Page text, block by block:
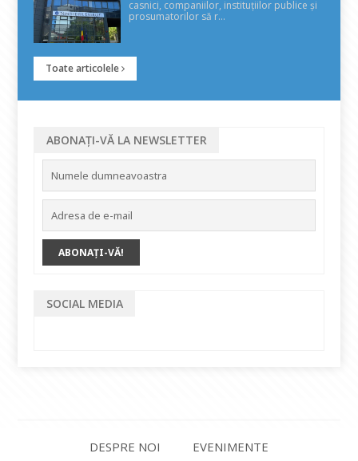
casnici, companiilor, instituțiilor publice și
prosumatorilor să r...
Toate articolele
ABONAȚI-VĂ LA NEWSLETTER
SOCIAL MEDIA
DESPRE NOI
EVENIMENTE